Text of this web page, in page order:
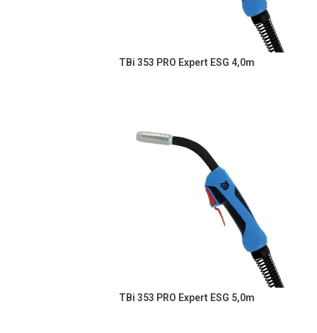
TBi 353 PRO Expert ESG 4,0m
TBi 353 PRO Expert ESG 5,0m